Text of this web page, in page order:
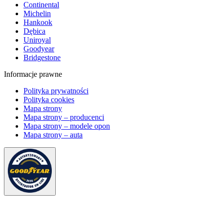
Continental
Michelin
Hankook
Dębica
Uniroyal
Goodyear
Bridgestone
Informacje prawne
Polityka prywatności
Polityka cookies
Mapa strony
Mapa strony – producenci
Mapa strony – modele opon
Mapa strony – auta